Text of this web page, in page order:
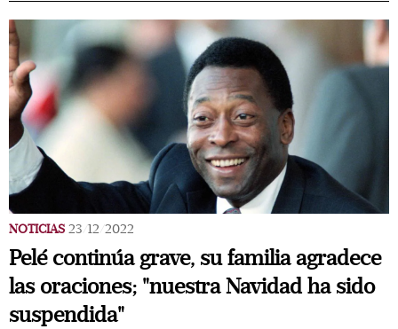
NOTICIAS 23/12/2022
Pelé continúa grave, su familia agradece
las oraciones; "nuestra Navidad ha sido
suspendida"